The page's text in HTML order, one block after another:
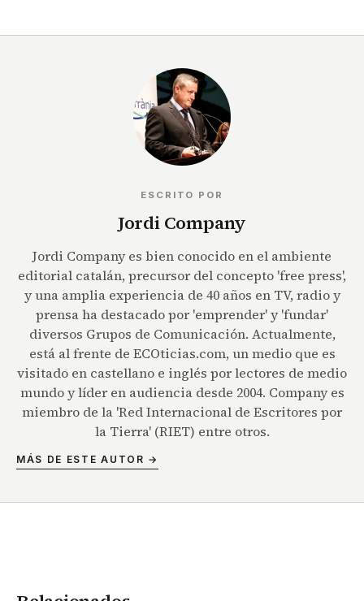
ESCRITO POR
Jordi Company
Jordi Company es bien conocido en el ambiente
editorial catalán, precursor del concepto 'free press',
y una amplia experiencia de 40 años en TV, radio y
prensa ha destacado por 'emprender' y 'fundar'
diversos Grupos de Comunicación. Actualmente,
está al frente de ECOticias.com, un medio que es
visitado en castellano e inglés por lectores de medio
mundo y líder en audiencia desde 2004. Company es
miembro de la 'Red Internacional de Escritores por
la Tierra' (RIET) entre otros.
MÁS DE ESTE AUTOR →